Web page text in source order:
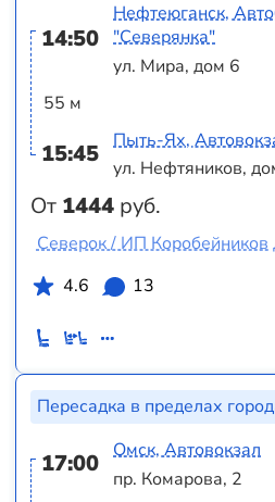
14:50
55 м
15:45
От 1444 руб.
Нефтеюганск,
"Северянка"
ул. Мира, дом 6
Пыть-Ях,
ул. Нефтяников,
Северок / ИП
4.6
13
Пересадка в пределах
17:00
Омск, Автовокзал
пр. Комарова, 2